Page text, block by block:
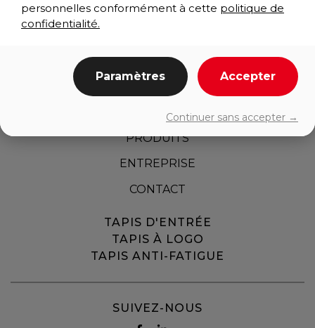
ACCUEIL
PRODUITS
ENTREPRISE
CONTACT
TAPIS D'ENTRÉE
TAPIS À LOGO
TAPIS ANTI-FATIGUE
SUIVEZ-NOUS
personnelles conformément à cette politique de
confidentialité.
Paramètres Accepter
Continuer sans accepter →